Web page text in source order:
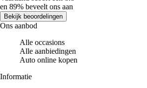
en 89% beveelt ons aan
Bekijk beoordelingen
Ons aanbod
Alle occasions
Alle aanbiedingen
Auto online kopen
Informatie